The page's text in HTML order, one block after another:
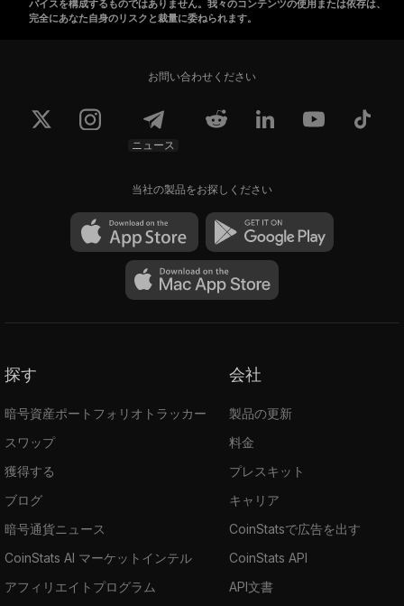
バイスを構成するものではありません。我々のコンテンツの使用または依存は、
完全にあなた自身のリスクと裁量に委ねられます。
お問い合わせください
ニュース
当社の製品をお探しください
探す
暗号資産ポートフォリオトラッカー
スワップ
獲得する
ブログ
暗号通貨ニュース
CoinStats AI マーケットインテル
アフィリエイトプログラム
会社
製品の更新
料金
プレスキット
キャリア
CoinStatsで広告を出す
CoinStats API
API文書